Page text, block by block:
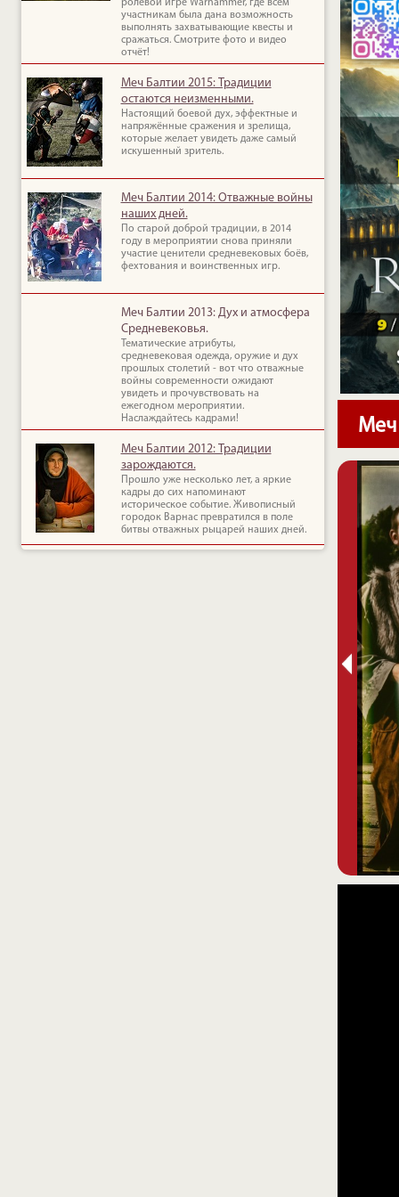
ролевой игре Warhammer, где всем
участникам была дана возможность
выполнять захватывающие квесты и
сражаться. Смотрите фото и видео
отчёт!
Меч Балтии 2015: Традиции
остаются неизменными.
Настоящий боевой дух, эффектные и
напряжённые сражения и зрелища,
которые желает увидеть даже самый
искушенный зритель.
Меч Балтии 2014: Отважные войны
наших дней.
По старой доброй традиции, в 2014
году в мероприятии снова приняли
участие ценители средневековых боёв,
фехтования и воинственных игр.
Меч Балтии 2013: Дух и атмосфера
Средневековья.
Тематические атрибуты,
средневековая одежда, оружие и дух
прошлых столетий - вот что отважные
войны современности ожидают
увидеть и прочувствовать на
ежегодном мероприятии.
Наслаждайтесь кадрами!
Меч Балтии 2012: Традиции
зарождаются.
Прошло уже несколько лет, а яркие
кадры до сих напоминают
историческое событие. Живописный
городок Варнас превратился в поле
битвы отважных рыцарей наших дней.
Меч